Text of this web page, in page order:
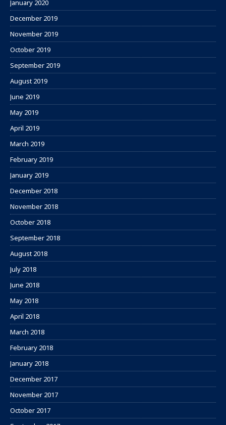
January 2020
December 2019
November 2019
October 2019
September 2019
August 2019
June 2019
May 2019
April 2019
March 2019
February 2019
January 2019
December 2018
November 2018
October 2018
September 2018
August 2018
July 2018
June 2018
May 2018
April 2018
March 2018
February 2018
January 2018
December 2017
November 2017
October 2017